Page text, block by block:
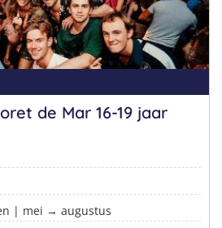
de Mar 16-19 jaar
| mei → augustus